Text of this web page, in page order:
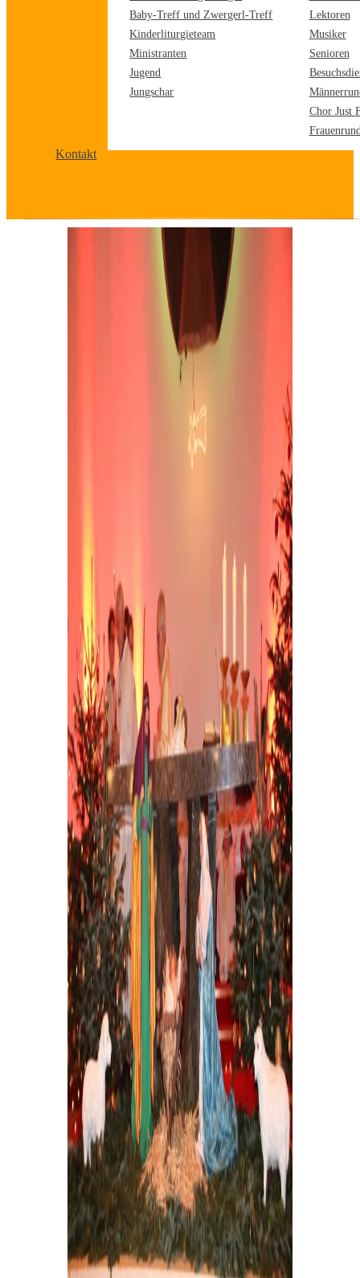
Baby-Treff und Zwergerl-Treff
Kinderliturgieteam
Ministranten
Jugend
Jungschar
Lektoren
Musiker
Senioren
Chor Just
Kontakt